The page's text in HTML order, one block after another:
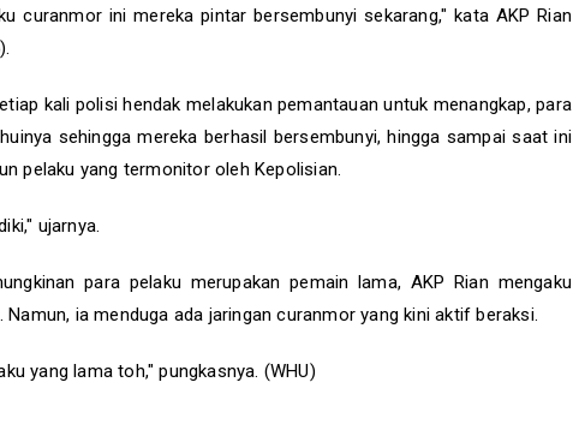
curanmor ini mereka pintar bersembunyi sekarang," kata AKP Rian
kali polisi hendak melakukan pemantauan untuk menangkap, para
sehingga mereka berhasil bersembunyi, hingga sampai saat ini
pelaku yang termonitor oleh Kepolisian.
ujarnya.
para pelaku merupakan pemain lama, AKP Rian mengaku
ia menduga ada jaringan curanmor yang kini aktif beraksi.
yang lama toh," pungkasnya. (WHU)